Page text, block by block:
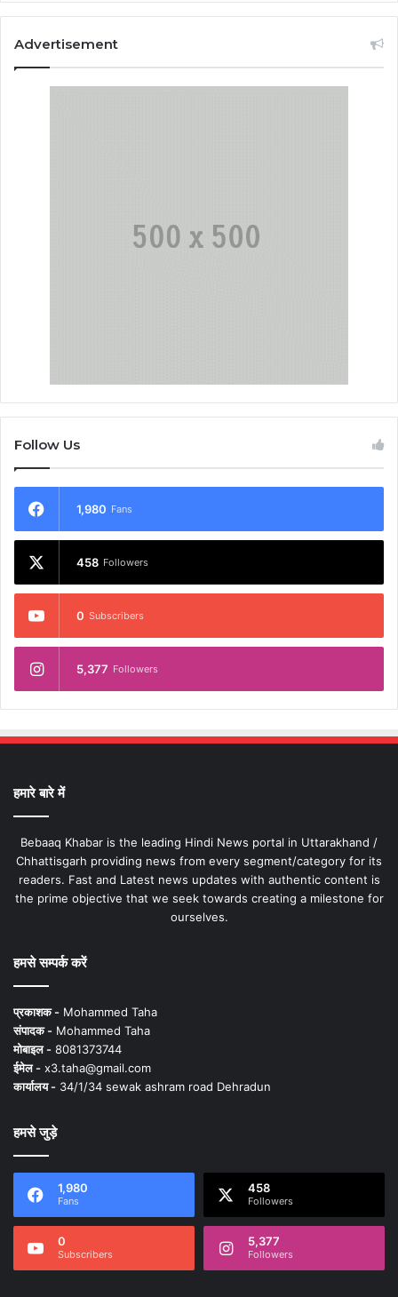
Advertisement
Follow Us
1,980 Fans
458 Followers
0 Subscribers
5,377 Followers
हमारे बारे में
Bebaaq Khabar is the leading Hindi News portal in Uttarakhand /
Chhattisgarh providing news from every segment/category for its
readers. Fast and Latest news updates with authentic content is
the prime objective that we seek towards creating a milestone for
ourselves.
हमसे सम्पर्क करें
प्रकाशक - Mohammed Taha
संपादक - Mohammed Taha
मोबाइल - 8081373744
ईमेल - x3.taha@gmail.com
कार्यालय - 34/1/34 sewak ashram road Dehradun
हमसे जुड़े
1,980
Fans
458
Followers
0
Subscribers
5,377
Followers